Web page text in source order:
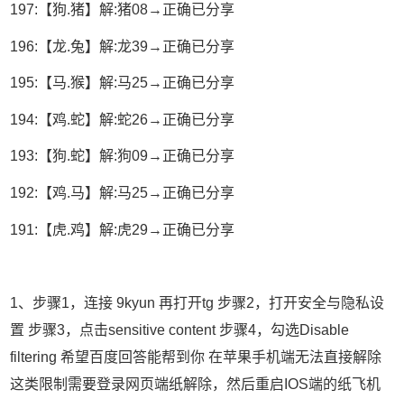
197:【狗.猪】解:猪08→正确已分享
196:【龙.兔】解:龙39→正确已分享
195:【马.猴】解:马25→正确已分享
194:【鸡.蛇】解:蛇26→正确已分享
193:【狗.蛇】解:狗09→正确已分享
192:【鸡.马】解:马25→正确已分享
191:【虎.鸡】解:虎29→正确已分享
1、步骤1，连接 9kyun 再打开tg 步骤2，打开安全与隐私设
置 步骤3，点击sensitive content 步骤4，勾选Disable
filtering 希望百度回答能帮到你 在苹果手机端无法直接解除
这类限制需要登录网页端纸解除，然后重启IOS端的纸飞机